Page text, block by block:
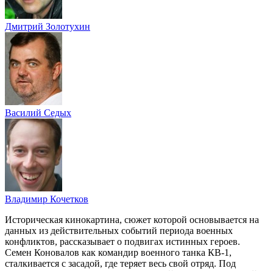
Дмитрий Золотухин
Василий Седых
Владимир Кочетков
Историческая кинокартина, сюжет которой основывается на
данных из действительных событий периода военных
конфликтов, рассказывает о подвигах истинных героев.
Семен Коновалов как командир военного танка КВ-1,
сталкивается с засадой, где теряет весь свой отряд. Под